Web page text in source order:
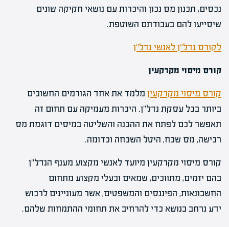
נכסים, תכנון מס נכון והיכרות עם נושאי חקיקה שונים
שיסייעו להם בעבודתם השוטפת.
לקורס נדל"ן לאנשי נדל"ן
קורס מיסוי מקרקעין
קורס מיסוי מקרקעין מלמד את אחד הגורמים החשובים
ביותר בכל עסקת נדל"ן. היכרות מעמיקה עם תחום זה
תאפשר לכם לפתח את ההבנה והשליטה במיסים דוגמת מס
רכישה, מס שבח, היטל השבחה וכדומה.
קורס מיסוי מקרקעין מיועד לאנשי מקצוע מענף הנדל"ן
בהם יזמים, מתווכים, שמאים ובעלי מקצוע מתחום
החשבונאות, הפיננסים והמשפטים, אשר מעוניינים לרכוש
ידע נרחב בנושא כדי להרחיב את תחומי ההתמחות שלהם.